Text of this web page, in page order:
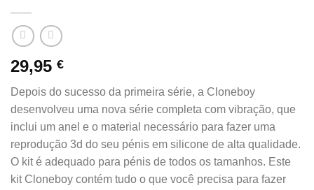
29,95 €
Depois do sucesso da primeira série, a Cloneboy
desenvolveu uma nova série completa com vibração, que
inclui um anel e o material necessário para fazer uma
reprodução 3d do seu pénis em silicone de alta qualidade.
O kit é adequado para pénis de todos os tamanhos. Este
kit Cloneboy contém tudo o que você precisa para fazer